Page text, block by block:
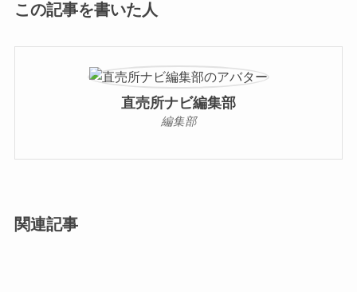
この記事を書いた人
直売所ナビ編集部
編集部
関連記事